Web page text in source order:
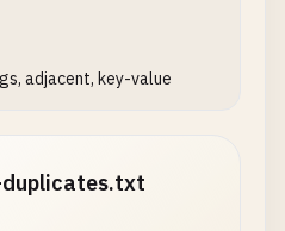
adjacent, key-value